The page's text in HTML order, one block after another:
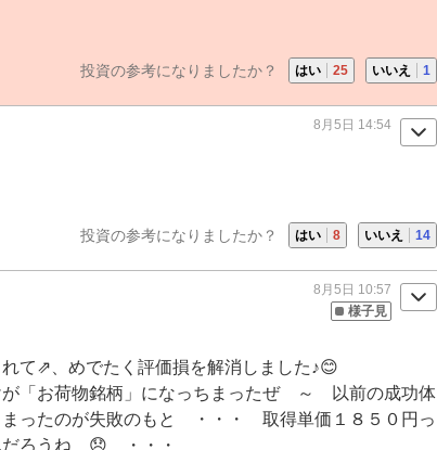
投資の参考になりましたか？ はい 25 いいえ 1
8月5日 14:54
投資の参考になりましたか？ はい 8 いいえ 14
様子見
8月5日 10:57
て⇗、めでたく評価損を解消しました♪😊
が「お荷物銘柄」になっちまったぜ ～ 以前の成功体
まったのが失敗のもと ・・・ 取得単価１８５０円っ
だろうね 😞 ・・・